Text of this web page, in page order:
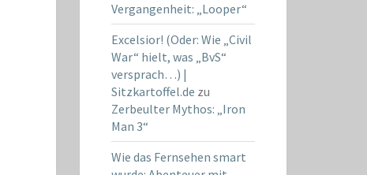
Vergangenheit: „Looper“
Excelsior! (Oder: Wie „Civil
War“ hielt, was „BvS“
versprach…) |
Sitzkartoffel.de zu
Zerbeulter Mythos: „Iron
Man 3“
Wie das Fernsehen smart